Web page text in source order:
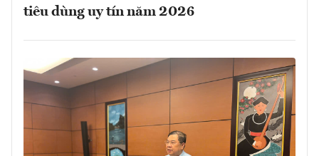
tiêu dùng uy tín năm 2026